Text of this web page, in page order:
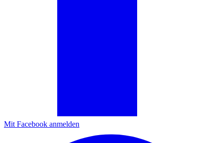
Mit Facebook anmelden